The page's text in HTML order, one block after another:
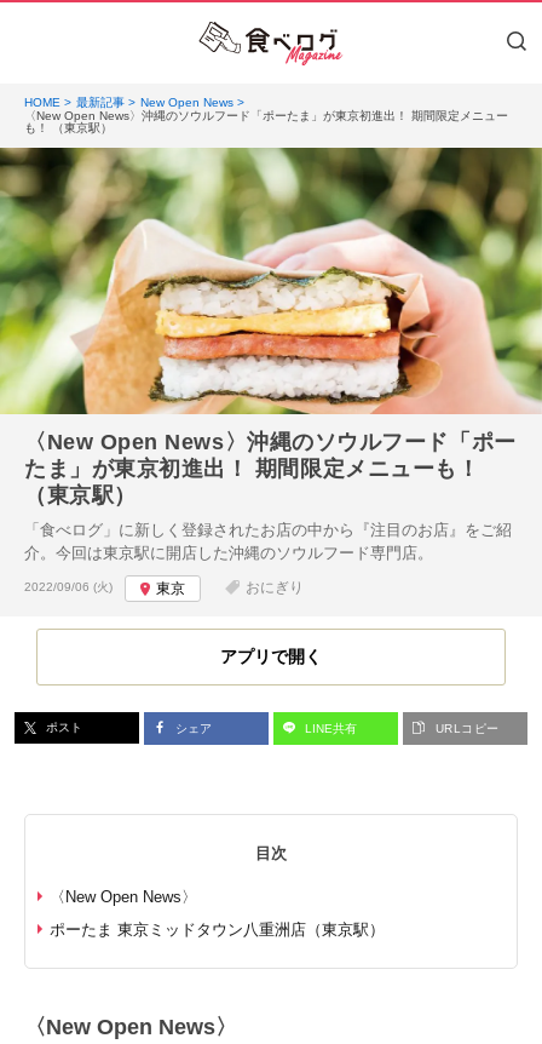
HOME 最新記事
New Open News
〈New Open News〉沖縄のソウルフード「ポーたま」が東京初進出！ 期間限定メニュー
も！ （東京駅）
〈New Open News〉沖縄のソウルフード「ポー
たま」が東京初進出！ 期間限定メニューも！
（東京駅）
「食べログ」に新しく登録されたお店の中から『注目のお店』をご紹
介。今回は東京駅に開店した沖縄のソウルフード専門店。
投稿日:
2022/09/06 (火) 東京 おにぎり
アプリで開く
ポスト シェア LINE共有 URLコピー
目次
〈New Open News〉
ポーたま 東京ミッドタウン八重洲店（東京駅）
〈New Open News〉